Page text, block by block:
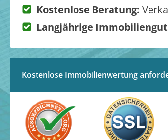
Kostenlose Beratung:
Langjährige
Kostenlose Immobilienwertung